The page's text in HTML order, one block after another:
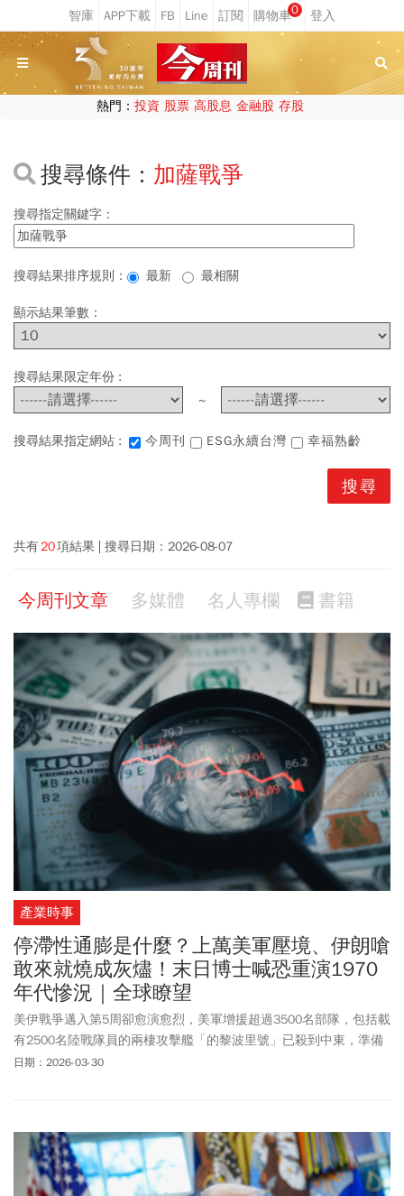
0
熱門： 投資 股票 高股息 金融股 存股
搜尋條件： 加薩戰爭
搜尋指定關鍵字：
搜尋結果排序規則： 最新 最相關
顯示結果筆數：
搜尋結果限定年份 :
~
搜尋結果指定網站 : 今周刊 ESG永續台灣 幸福熟齡
共有20項結果 搜尋日期： 2026-08-07
今周刊文章 多媒體 名人專欄 書籍
產業時事
停滯性通膨是什麼？上萬美軍壓境、伊朗嗆
敢來就燒成灰燼！末日博士喊恐重演1970
年代慘況｜全球瞭望
美伊戰爭邁入第5周卻愈演愈烈，美軍增援超過3500名部隊，包括載
有2500名陸戰隊員的兩棲攻擊艦「的黎波里號」已殺到中東，準備
對伊朗展開地面作戰。伊朗國會議長卡利巴夫痛批美國玩弄兩面手
蒙上陰影。
日期：2026-03-30